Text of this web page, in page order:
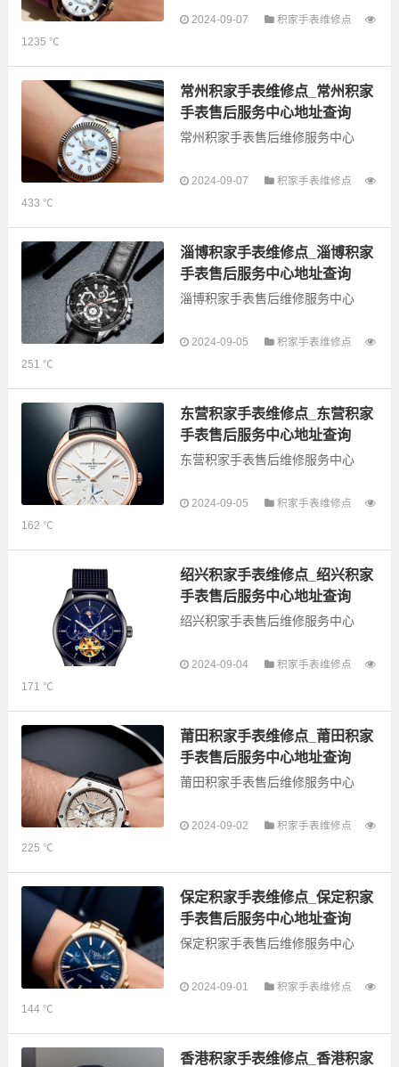
以下是古锋网为您整理的昆明积家
的故障检测维修，手表保养等业
务，为了享受优质的...
2024-09-07
积家手表维修点
1235 ℃
常州积家手表维修点_常州积家
手表售后服务中心地址查询
常州积家手表售后维修服务中心
以下是古锋网为您整理的常州积家
的故障检测维修，手表保养等业
务，为了享受优质的...
2024-09-07
积家手表维修点
433 ℃
淄博积家手表维修点_淄博积家
手表售后服务中心地址查询
淄博积家手表售后维修服务中心
以下是古锋网为您整理的淄博积家
的故障检测维修，手表保养等业
务，为了享受优质的...
2024-09-05
积家手表维修点
251 ℃
东营积家手表维修点_东营积家
手表售后服务中心地址查询
东营积家手表售后维修服务中心
以下是古锋网为您整理的东营积家
的故障检测维修，手表保养等业
务，为了享受优质的...
2024-09-05
积家手表维修点
162 ℃
绍兴积家手表维修点_绍兴积家
手表售后服务中心地址查询
绍兴积家手表售后维修服务中心
息，可以为您提供积家全型号手表
的故障检测维修，手表保养等业
务，为了享受优质...
2024-09-04
积家手表维修点
171 ℃
莆田积家手表维修点_莆田积家
手表售后服务中心地址查询
莆田积家手表售后维修服务中心
以下是古锋网为您整理的莆田积家
的故障检测维修，手表保养等业
务，为了享受优质的...
2024-09-02
积家手表维修点
225 ℃
保定积家手表维修点_保定积家
手表售后服务中心地址查询
保定积家手表售后维修服务中心
以下是古锋网为您整理的保定积家
的故障检测维修，手表保养等业
务，为了享受优质的...
2024-09-01
积家手表维修点
144 ℃
香港积家手表维修点_香港积家